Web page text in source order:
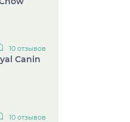
10 отзывов
Canin
10 отзывов